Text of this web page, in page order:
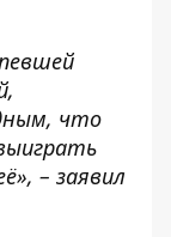
что
– заявил